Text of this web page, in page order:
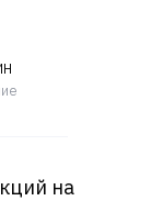
на